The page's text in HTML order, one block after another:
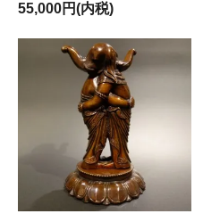
55,000円(内税)